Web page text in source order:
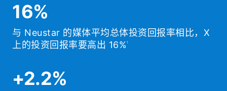
16%
与 Neustar 的媒体平均总体投资回报率相比，X
上的投资回报率要高出 16% 1
+2.2%